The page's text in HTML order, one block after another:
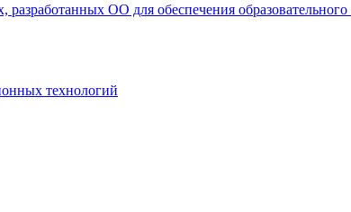
ОО для обеспечения образовательного
технологий